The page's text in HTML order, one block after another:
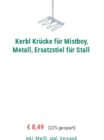
Kerbl Krücke für Mistboy,
Metall, Ersatzstiel für Stall
Verkaufspreis:
€ 8,49 Regulärer Preis:
(22% gespart)
inkl. MwSt. zzgl. Versand